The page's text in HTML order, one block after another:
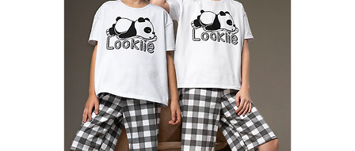
Одежда для взрослых
Блуза Боди Брюки
Джемпер Костюм
Лонгслив Толстовка